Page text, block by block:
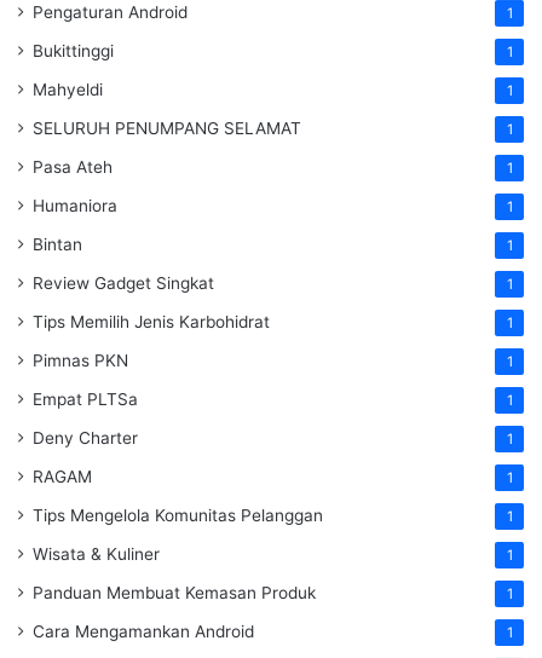
Pengaturan Android 1
Bukittinggi 1
Mahyeldi 1
SELURUH PENUMPANG SELAMAT 1
Pasa Ateh 1
Humaniora 1
Bintan 1
Review Gadget Singkat 1
Tips Memilih Jenis Karbohidrat 1
Pimnas PKN 1
Empat PLTSa 1
Deny Charter 1
RAGAM 1
Tips Mengelola Komunitas Pelanggan 1
Wisata & Kuliner 1
Panduan Membuat Kemasan Produk 1
Cara Mengamankan Android 1